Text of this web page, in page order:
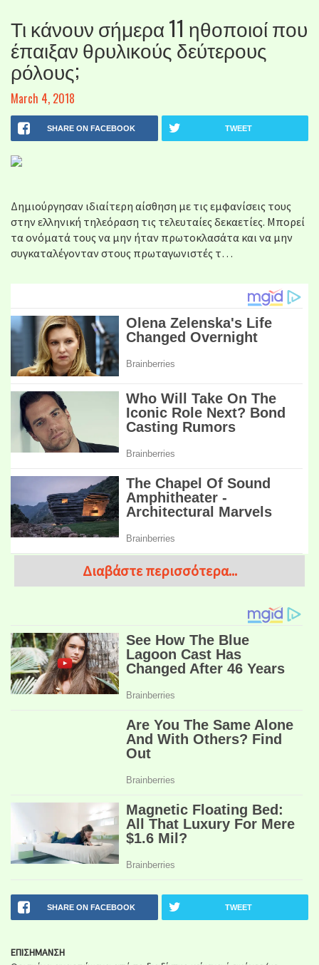
Τι κάνουν σήμερα 11 ηθοποιοί που
έπαιξαν θρυλικούς δεύτερους
ρόλους;
March 4, 2018
SHARE ON FACEBOOK TWEET
Δημιούργησαν ιδιαίτερη αίσθηση με τις εμφανίσεις τους
στην ελληνική τηλεόραση τις τελευταίες δεκαετίες. Μπορεί
τα ονόματά τους να μην ήταν πρωτοκλασάτα και να μην
συγκαταλέγονταν στους πρωταγωνιστές τ…
Διαβάστε περισσότερα...
SHARE ON FACEBOOK TWEET
ΕΠΙΣΗΜΑΝΣΗ